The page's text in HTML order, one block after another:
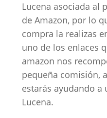
Lucena asociada al
de Amazon, por lo
compra la realizas
uno de los enlaces
amazon nos
pequeña comisión,
estarás ayudando a
Lucena.